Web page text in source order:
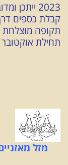
2023
קבלת כספים
תחילת אוקטובר 2022.
מזל